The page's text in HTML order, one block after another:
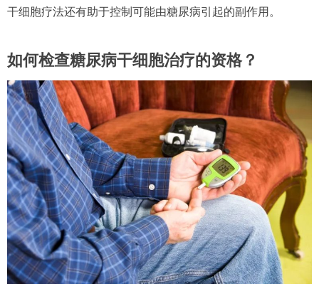
干细胞疗法还有助于控制可能由糖尿病引起的副作用。
如何检查糖尿病干细胞治疗的资格？